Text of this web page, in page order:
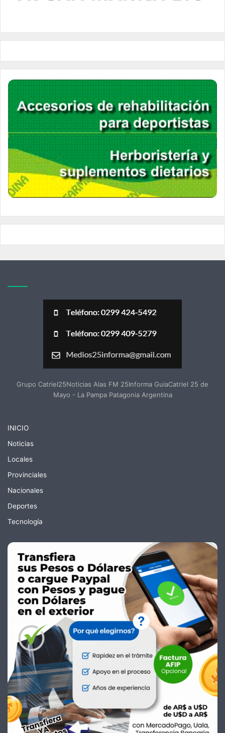
Grupo Catriel25Noticias Alas FM 25Informa GuiaCatriel 25 de
Mayo - La Pampa Patagonia Argentina
INICIO
Noticias
Locales
Provinciales
Nacionales
Deportes
Tecnología